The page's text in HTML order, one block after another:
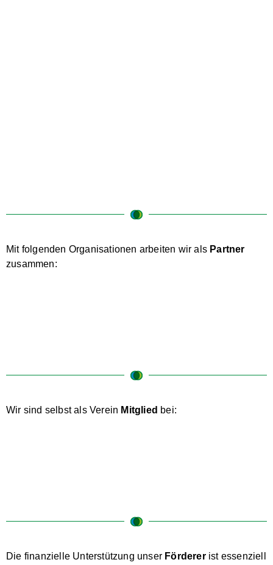
Mit folgenden Organisationen arbeiten wir als Partner
zusammen:
Wir sind selbst als Verein Mitglied bei:
Die finanzielle Unterstützung unser Fördererist essenziell